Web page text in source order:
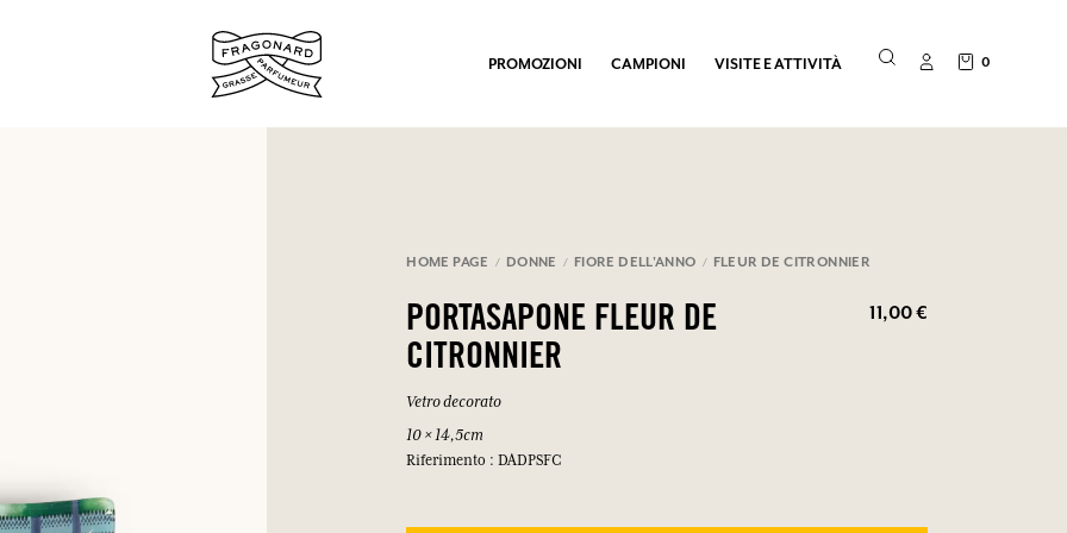
PROMOZIONI CAMPIONI VISITE E ATTIVITÀ 0
HOME PAGE DONNE FIORE DELL'ANNO FLEUR DE CITRONNIER
PORTASAPONE FLEUR DE
CITRONNIER
11,00 €
Vetro decorato
10 × 14,5cm
Riferimento : DADPSFC